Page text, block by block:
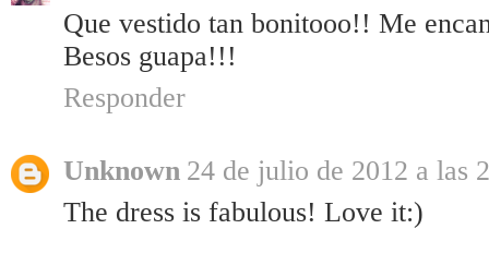
Que vestido tan bonitooo!! Me
Besos guapa!!!
Responder
Unknown 24 de julio de 2012 a las
The dress is fabulous! Love it:)